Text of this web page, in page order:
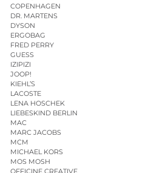
COPENHAGEN
DR. MARTENS
DYSON
ERGOBAG
FRED PERRY
GUESS
IZIPIZI
JOOP!
KIEHL’S
LACOSTE
LENA HOSCHEK
LIEBESKIND BERLIN
MAC
MARC JACOBS
MCM
MICHAEL KORS
MOS MOSH
OFFICINE CREATIVE